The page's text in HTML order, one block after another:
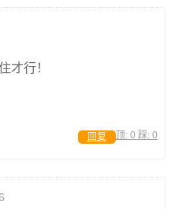
才行！
顶: 0 踩: 0
回复